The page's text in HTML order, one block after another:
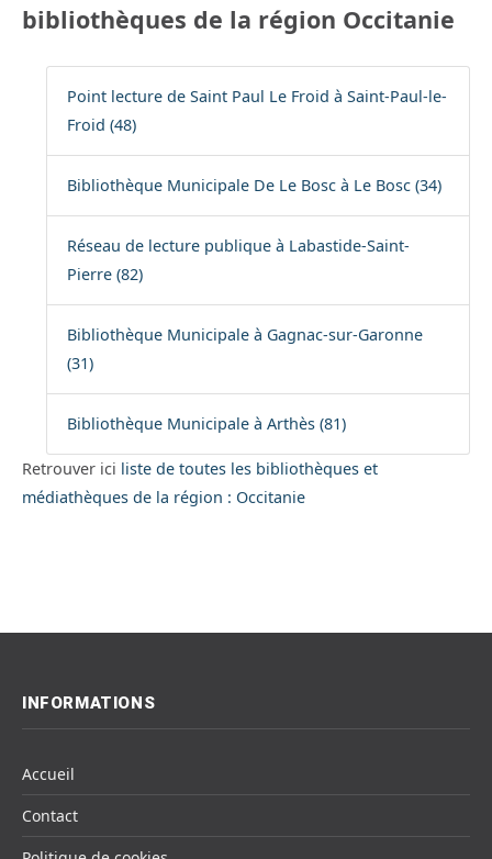
bibliothèques de la région Occitanie
Point lecture de Saint Paul Le Froid à Saint-Paul-le-
Froid (48)
Bibliothèque Municipale De Le Bosc à Le Bosc (34)
Réseau de lecture publique à Labastide-Saint-
Pierre (82)
Bibliothèque Municipale à Gagnac-sur-Garonne
(31)
Bibliothèque Municipale à Arthès (81)
Retrouver ici liste de toutes les bibliothèques et
médiathèques de la région : Occitanie
INFORMATIONS
Accueil
Contact